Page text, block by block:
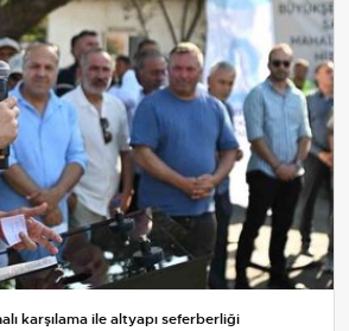
karşılama ile altyapı seferberliği